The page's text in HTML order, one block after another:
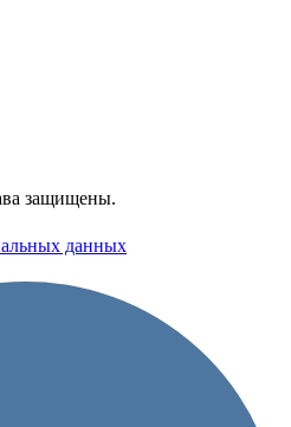
защищены.
данных